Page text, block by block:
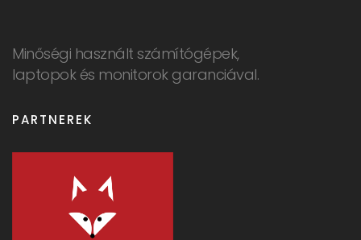
Minőségi használt számítógépek,
laptopok és monitorok garanciával.
PARTNEREK